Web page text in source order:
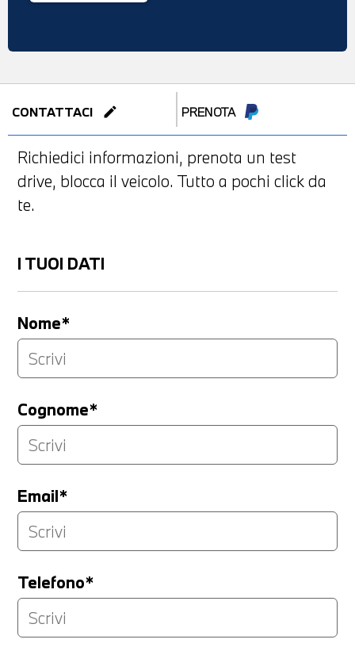
CONTATTACI edit PRENOTA
Richiedici informazioni, prenota un test
drive, blocca il veicolo. Tutto a pochi click da
te.
I TUOI DATI
Nome*
Cognome*
Email*
Telefono*